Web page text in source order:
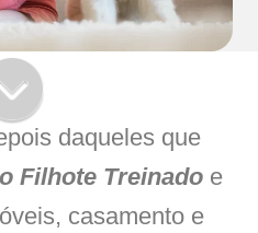
daqueles que
Filhote Treinado e
casamento e